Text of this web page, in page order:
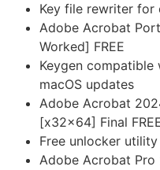
Key file rewriter for
Adobe Acrobat
Worked] FREE
Keygen
macOS updates
Adobe Acrobat
[x32x64] Final
Free unlocker
Adobe Acrobat Pro